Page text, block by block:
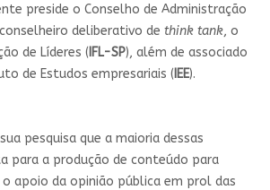
preside o Conselho de Administração
deliberativo de think tank, o
de Líderes ( IFL-SP), além de associado
de Estudos empresariais ( IEE).
pesquisa que a maioria dessas
para a produção de conteúdo para
apoio da opinião pública em prol das